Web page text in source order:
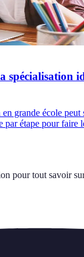
spécialisation
grande école peut
par étape pour faire
pour tout savoir